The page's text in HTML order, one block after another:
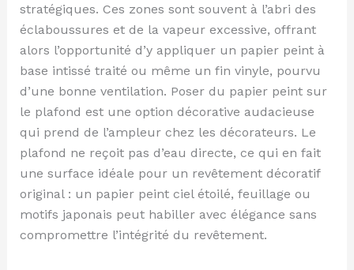
stratégiques. Ces zones sont souvent à l’abri des
éclaboussures et de la vapeur excessive, offrant
alors l’opportunité d’y appliquer un papier peint à
base intissé traité ou même un fin vinyle, pourvu
d’une bonne ventilation. Poser du papier peint sur
le plafond est une option décorative audacieuse
qui prend de l’ampleur chez les décorateurs. Le
plafond ne reçoit pas d’eau directe, ce qui en fait
une surface idéale pour un revêtement décoratif
original : un papier peint ciel étoilé, feuillage ou
motifs japonais peut habiller avec élégance sans
compromettre l’intégrité du revêtement.